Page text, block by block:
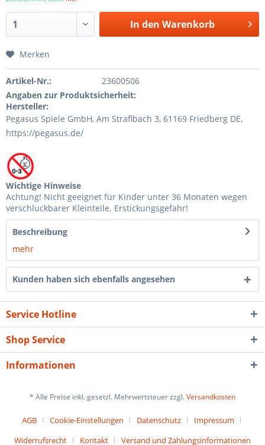
In den Warenkorb
Merken
Artikel-Nr.:
23600506
Angaben zur Produktsicherheit:
Hersteller:
Pegasus Spiele GmbH, Am Straﬂbach 3, 61169 Friedberg DE,
https://pegasus.de/
Wichtige Hinweise
Achtung! Nicht geeignet für Kinder unter 36 Monaten wegen
verschluckbarer Kleinteile. Erstickungsgefahr!
Beschreibung
mehr
Kunden haben sich ebenfalls angesehen
Service Hotline
Shop Service
Informationen
* Alle Preise inkl. gesetzl. Mehrwertsteuer zzgl.Versandkosten
AGB Cookie-Einstellungen Datenschutz
Impressum
Widerrufsrecht
Kontakt Versand und Zahlungsinformationen